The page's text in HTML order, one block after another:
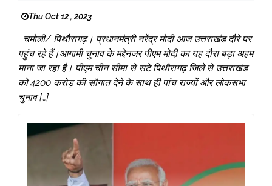
Thu Oct 12 , 2023
चमोली/ पिथौरागढ़। प्रधानमंत्री नरेंद्र मोदी आज उत्तराखंड दौरे पर
पहुंच रहे हैं।आगामी चुनाव के मद्देनजर पीएम मोदी का यह दौरा बड़ा अहम
माना जा रहा है। पीएम चीन सीमा से सटे पिथौरागढ़ जिले से उत्तराखंड
को 4200 करोड़ की सौगात देने के साथ ही पांच राज्यों और लोकसभा
चुनाव […]